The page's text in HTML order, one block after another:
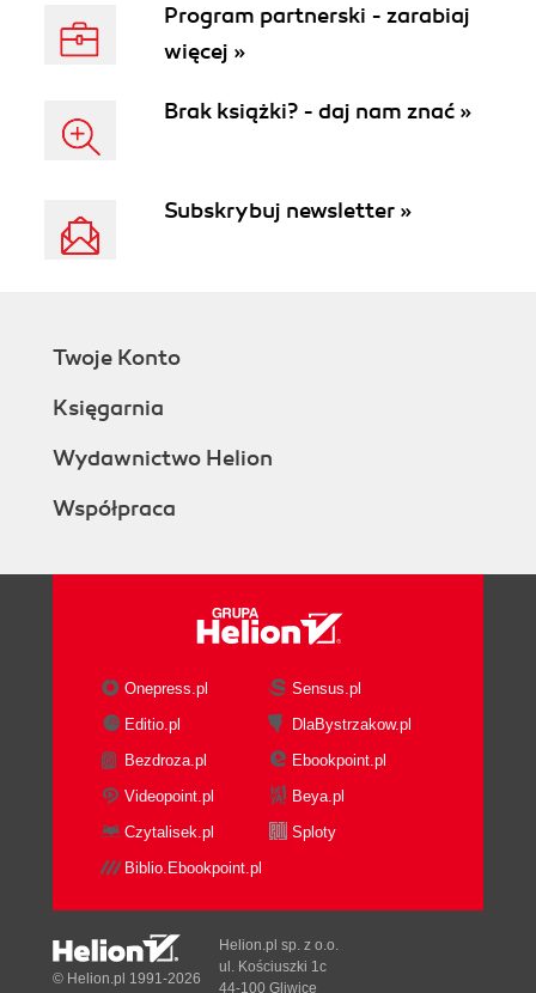
Program partnerski - zarabiaj
więcej »
Brak książki? - daj nam znać »
Subskrybuj newsletter »
Twoje Konto
Księgarnia
Wydawnictwo Helion
Współpraca
Onepress.pl
Sensus.pl
Editio.pl
DlaBystrzakow.pl
Bezdroza.pl
Ebookpoint.pl
Videopoint.pl
Beya.pl
Czytalisek.pl
Sploty
Biblio.Ebookpoint.pl
© Helion.pl 1991-2026
Helion.pl sp. z o.o.
ul. Kościuszki 1c
44-100 Gliwice